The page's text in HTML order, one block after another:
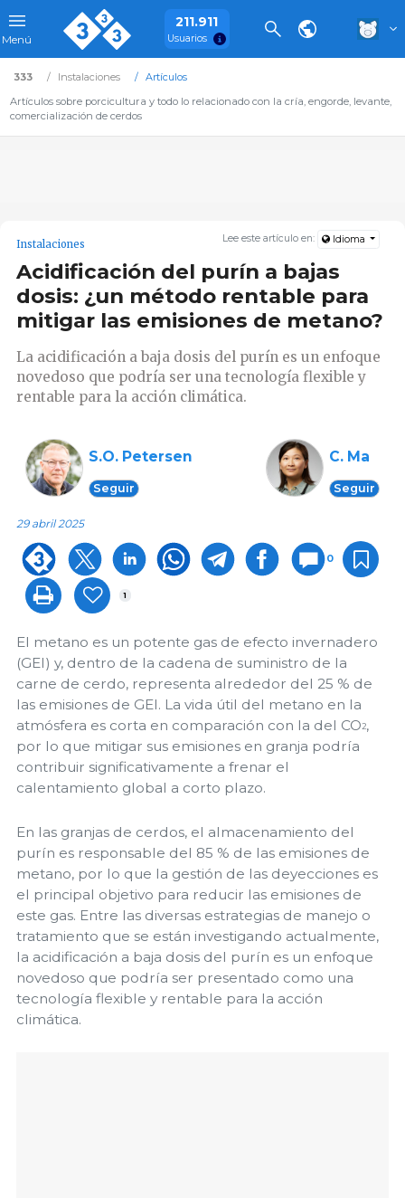
Menú
211.911
Usuarios
333 Instalaciones
Artículos
Artículos sobre porcicultura y todo lo relacionado con la cría, engorde, levante,
comercialización de cerdos
Lee este artículo en: Idioma
Instalaciones
Acidificación del purín a bajas
dosis: ¿un método rentable para
mitigar las emisiones de metano?
La acidificación a baja dosis del purín es un enfoque
novedoso que podría ser una tecnología flexible y
rentable para la acción climática.
S.O. Petersen
Seguir
C. Ma
Seguir
29 abril 2025
0
1
El metano es un potente gas de efecto invernadero
(GEI) y, dentro de la cadena de suministro de la
carne de cerdo, representa alrededor del 25 % de
las emisiones de GEI. La vida útil del metano en la
atmósfera es corta en comparación con la del CO 2,
por lo que mitigar sus emisiones en granja podría
contribuir significativamente a frenar el
calentamiento global a corto plazo.
En las granjas de cerdos, el almacenamiento del
purín es responsable del 85 % de las emisiones de
metano, por lo que la gestión de las deyecciones es
el principal objetivo para reducir las emisiones de
este gas. Entre las diversas estrategias de manejo o
tratamiento que se están investigando actualmente,
la acidificación a baja dosis del purín es un enfoque
novedoso que podría ser presentado como una
tecnología flexible y rentable para la acción
climática.